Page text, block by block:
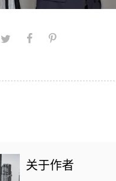
关于作者